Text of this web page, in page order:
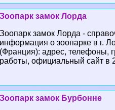
Зоопарк замок Лорда
Зоопарк замок Лорда -
информация о зоопарке в г.
(Франция): адрес, телефоны,
работы, официальный сайт в
Зоопарк замок Бурбонне